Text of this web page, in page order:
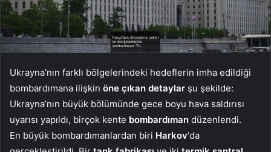
Ukrayna’nın farklı bölgelerindeki hedeflerin imha edildiği
bombardımana ilişkin öne çıkan detaylar şu şekilde:
Ukrayna’nın büyük bölümünde gece boyu hava saldırısı
uyarısı yapıldı, birçok kente bombardıman düzenlendi.
En büyük bombardımanlardan biri Harkov‘da